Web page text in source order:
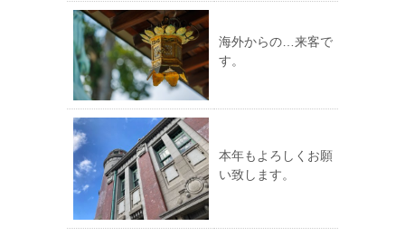
海外からの…来客で
す。
本年もよろしくお願
い致します。